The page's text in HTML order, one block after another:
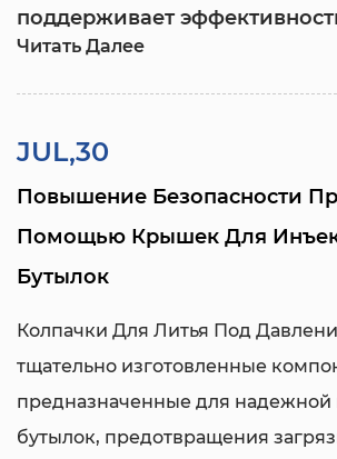
поддерживает
Читать Далее
JUL,30
Повышение Безопасности
Помощью Крышек Для
Бутылок
Колпачки Для Литья Под
тщательно изготовленные
предназначенные для надежной
бутылок, предотвращения